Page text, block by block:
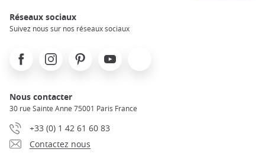
Réseaux sociaux
Suivez nous sur nos réseaux sociaux
FacebookInstagramPinterest Youtube
Nous contacter
30 rue Sainte Anne 75001 Paris France
+33 (0) 1 42 61 60 83
Contactez nous